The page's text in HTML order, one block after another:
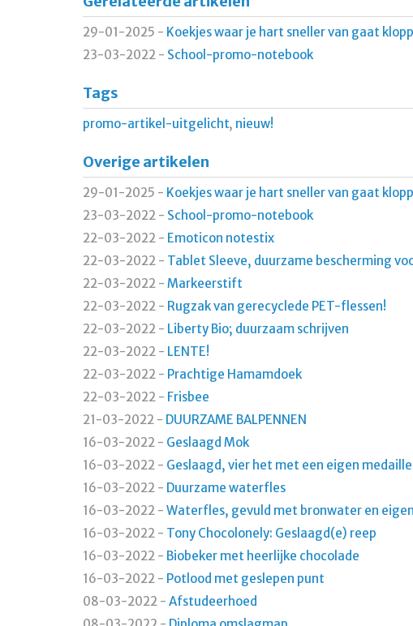
29-01-2025 - Koekjes waar je hart sneller van gaat
23-03-2022 - School-promo-notebook
Tags
promo-artikel-uitgelicht, nieuw!
Overige artikelen
29-01-2025 - Koekjes waar je hart sneller van gaat
23-03-2022 - School-promo-notebook
22-03-2022 - Emoticon notestix
22-03-2022 - Tablet Sleeve, duurzame bescherming
22-03-2022 - Markeerstift
22-03-2022 - Rugzak van gerecyclede PET-flessen!
22-03-2022 - Liberty Bio; duurzaam schrijven
22-03-2022 - LENTE!
22-03-2022 - Prachtige Hamamdoek
22-03-2022 - Frisbee
21-03-2022 - DUURZAME BALPENNEN
16-03-2022 - Geslaagd Mok
16-03-2022 - Geslaagd, vier het met een eigen medaille
16-03-2022 - Duurzame waterfles
16-03-2022 - Waterfles, gevuld met bronwater en
16-03-2022 - Tony Chocolonely: Geslaagd(e) reep
16-03-2022 - Biobeker met heerlijke chocolade
16-03-2022 - Potlood met geslepen punt
08-03-2022 - Afstudeerhoed